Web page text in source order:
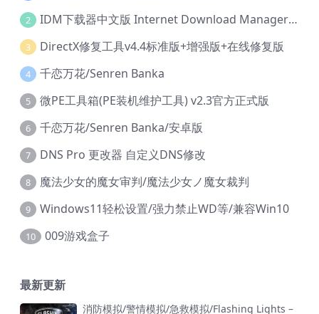
2 IDM下载器中文版 Internet Download Manager v6.42.36 IDM
3 DirectX修复工具v4.4标准版+增强版+在线修复版
4 千恋万花/Senren Banka
5 微PE工具箱(PE装机维护工具) v2.3官方正式版
6 千恋万花/Senren Banka/安卓版
7 DNS Pro 更改器 自定义DNS修改
8 魔法少女的魔女审判/魔法少女ノ魔女裁判
9 Windows11轻松设置/强力禁止WD等/兼容Win10
10 009游戏盒子
最新更新
消防模拟/警情模拟/急救模拟/Flashing Lights –